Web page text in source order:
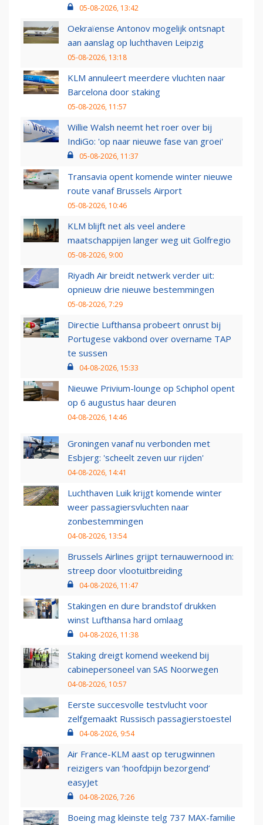
05-08-2026, 13:42
Oekraïense Antonov mogelijk ontsnapt
aan aanslag op luchthaven Leipzig
05-08-2026, 13:18
KLM annuleert meerdere vluchten naar
Barcelona door staking
05-08-2026, 11:57
Willie Walsh neemt het roer over bij
IndiGo: 'op naar nieuwe fase van groei'
05-08-2026, 11:37
Transavia opent komende winter nieuwe
route vanaf Brussels Airport
05-08-2026, 10:46
KLM blijft net als veel andere
maatschappijen langer weg uit Golfregio
05-08-2026, 9:00
Riyadh Air breidt netwerk verder uit:
opnieuw drie nieuwe bestemmingen
05-08-2026, 7:29
Directie Lufthansa probeert onrust bij
Portugese vakbond over overname TAP
te sussen
04-08-2026, 15:33
Nieuwe Privium-lounge op Schiphol opent
op 6 augustus haar deuren
04-08-2026, 14:46
Groningen vanaf nu verbonden met
Esbjerg: 'scheelt zeven uur rijden'
04-08-2026, 14:41
Luchthaven Luik krijgt komende winter
weer passagiersvluchten naar
zonbestemmingen
04-08-2026, 13:54
Brussels Airlines grijpt ternauwernood in:
streep door vlootuitbreiding
04-08-2026, 11:47
Stakingen en dure brandstof drukken
winst Lufthansa hard omlaag
04-08-2026, 11:38
Staking dreigt komend weekend bij
cabinepersoneel van SAS Noorwegen
04-08-2026, 10:57
Eerste succesvolle testvlucht voor
zelfgemaakt Russisch passagierstoestel
04-08-2026, 9:54
Air France-KLM aast op terugwinnen
reizigers van ‘hoofdpijn bezorgend’
easyJet
04-08-2026, 7:26
Boeing mag kleinste telg 737 MAX-familie